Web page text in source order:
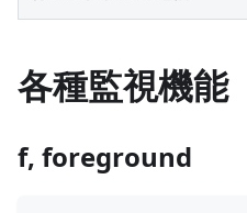
各種監視機能
f, foreground